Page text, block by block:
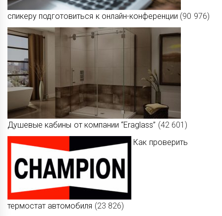
спикеру подготовиться к онлайн-конференции (90 976)
Душевые кабины от компании “Eraglass” (42 601)
Как проверить
термостат автомобиля (23 826)